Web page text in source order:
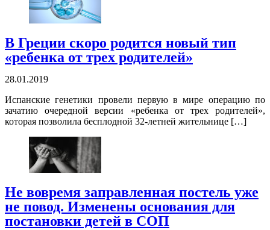
В Греции скоро родится новый тип
«ребенка от трех родителей»
28.01.2019
Испанские генетики провели первую в мире операцию по
зачатию очередной версии «ребенка от трех родителей»,
которая позволила бесплодной 32-летней жительнице […]
Не вовремя заправленная постель уже
не повод. Изменены основания для
постановки детей в СОП